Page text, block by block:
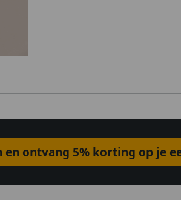
en ontvang 5% korting op je